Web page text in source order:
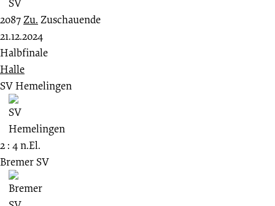
2087Zu. Zuschauende
21.12.2024
Halbfinale
Halle
SV Hemelingen
2 : 4 n.El.
Bremer SV